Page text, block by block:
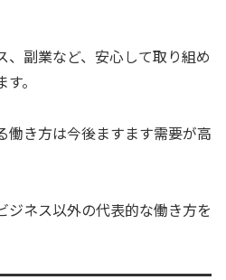
、副業など、安心して取り組め
。
働き方は今後ますます需要が高
ジネス以外の代表的な働き方を